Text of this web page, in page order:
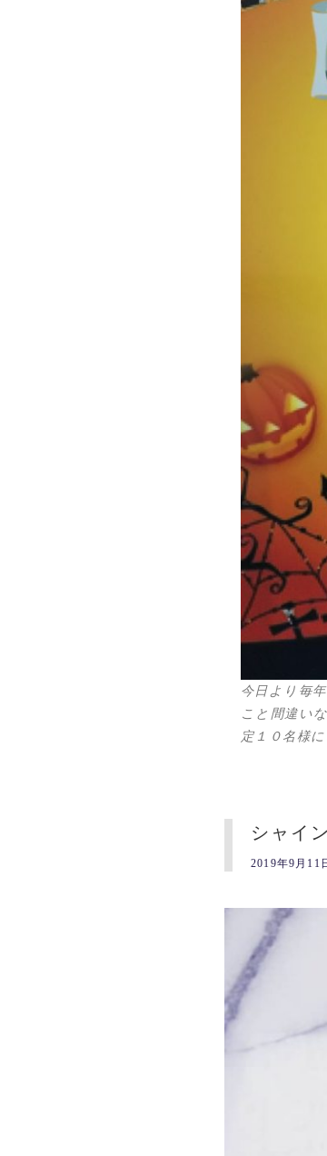
今日より毎
こと間違い
定１０名様
シャイ
2019年9月11